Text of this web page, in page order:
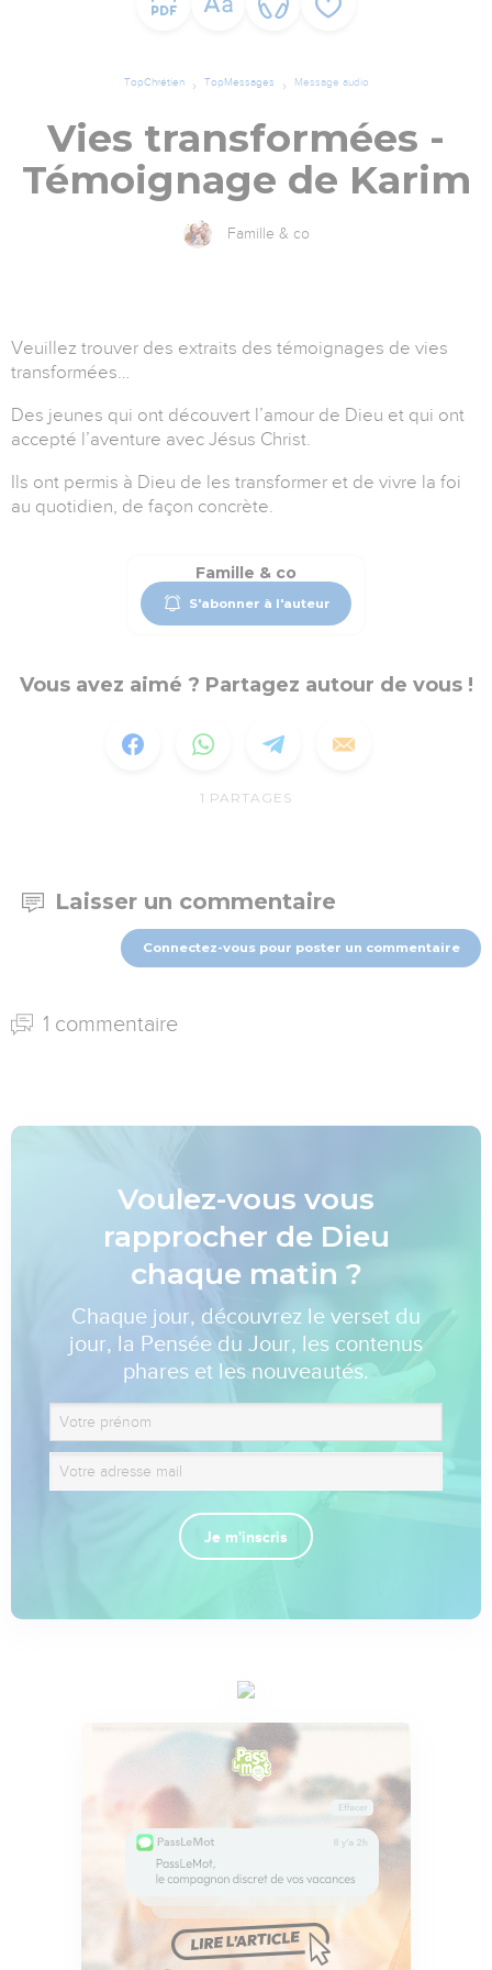
TopChrétien TopMessages Message audio
Vies transformées -
Témoignage de Karim
Famille & co
Veuillez trouver des extraits des témoignages de vies
transformées…
Des jeunes qui ont découvert l’amour de Dieu et qui ont
accepté l’aventure avec Jésus Christ.
Ils ont permis à Dieu de les transformer et de vivre la foi
au quotidien, de façon concrète.
Famille & co
S'abonner à l'auteur
Vous avez aimé ? Partagez autour de vous !
1 PARTAGES
Laisser un commentaire
Connectez-vous pour poster un commentaire
1 commentaire
Voulez-vous vous
rapprocher de Dieu
chaque matin ?
Chaque jour, découvrez le verset du
jour, la Pensée du Jour, les contenus
phares et les nouveautés.
Je m'inscris